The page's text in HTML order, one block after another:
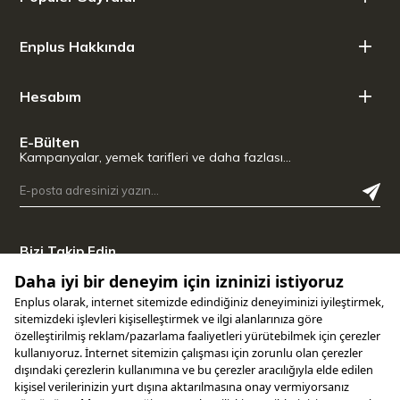
Enplus Hakkında
Hesabım
E-Bülten
Kampanyalar, yemek tarifleri ve daha fazlası…
Bizi Takip Edin
Uygulamamızı İndirin